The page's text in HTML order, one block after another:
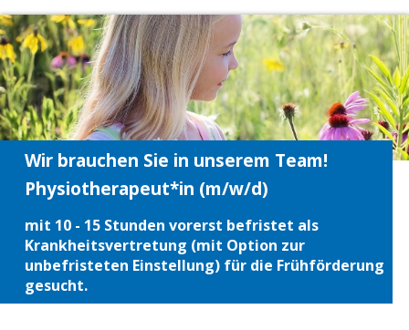
Wir brauchen Sie in unserem Team!
Physiotherapeut*in (m/w/d)
mit 10 - 15 Stunden vorerst befristet als
Krankheitsvertretung (mit Option zur
unbefristeten Einstellung) für die Frühförderung
gesucht.